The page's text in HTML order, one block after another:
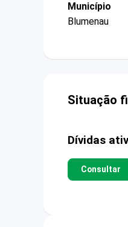
Município
Blumenau
Situação
Dívidas
Consultar